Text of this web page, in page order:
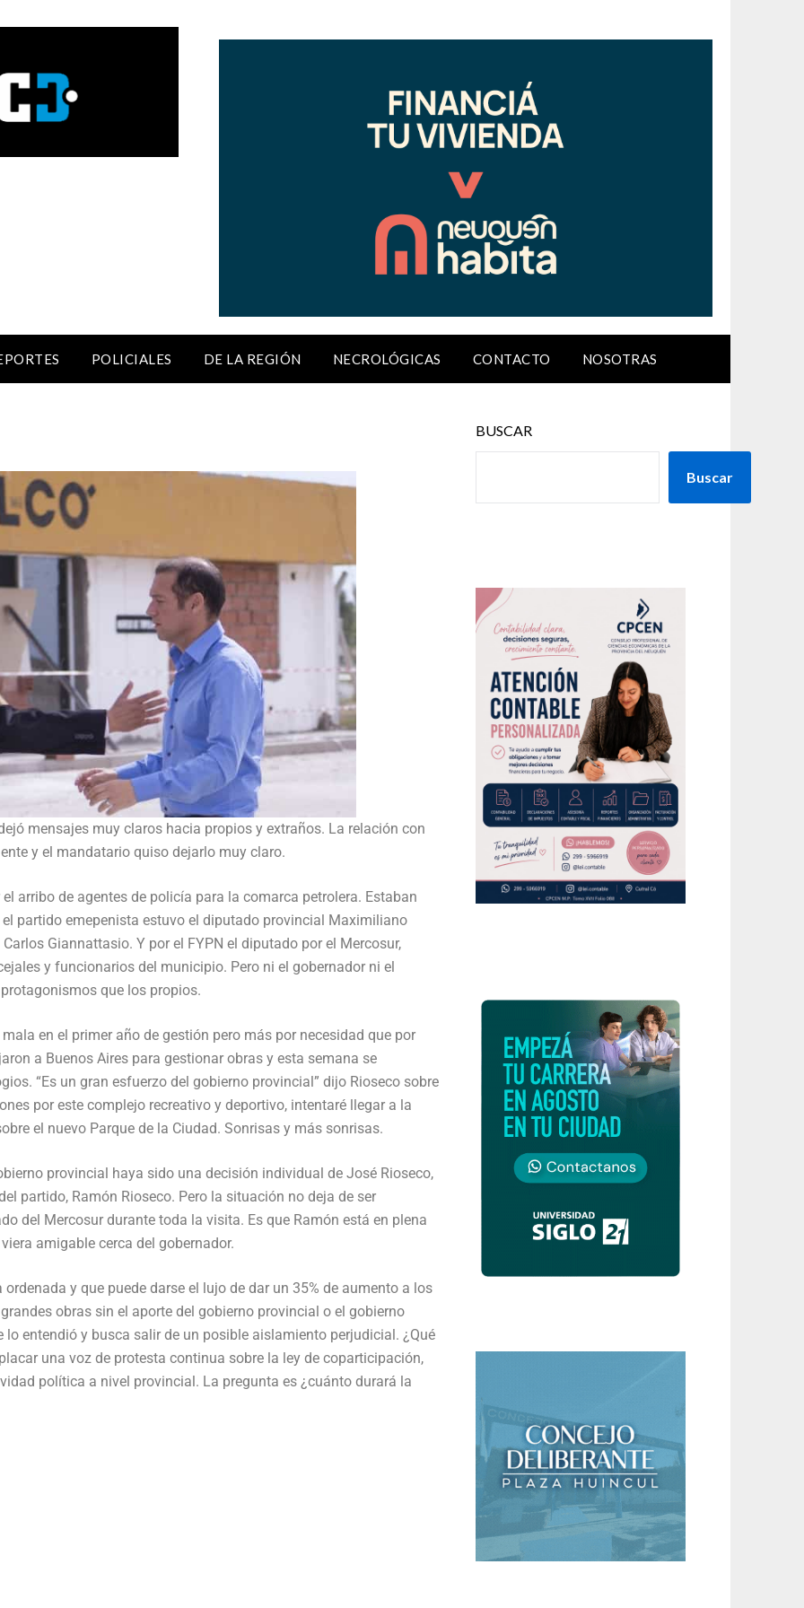
POLICIALES DE LA REGIÓN NECROLÓGICAS CONTACTO NOSOTRAS
mensajes muy claros hacia propios y extraños. La relación con
y el mandatario quiso dejarlo muy claro.
arribo de agentes de policía para la comarca petrolera. Estaban
partido emepenista estuvo el diputado provincial Maximiliano
Giannattasio. Y por el FYPN el diputado por el Mercosur,
y funcionarios del municipio. Pero ni el gobernador ni el
que los propios.
en el primer año de gestión pero más por necesidad que por
a Buenos Aires para gestionar obras y esta semana se
“Es un gran esfuerzo del gobierno provincial” dijo Rioseco sobre
por este complejo recreativo y deportivo, intentaré llegar a la
el nuevo Parque de la Ciudad. Sonrisas y más sonrisas.
provincial haya sido una decisión individual de José Rioseco,
partido, Ramón Rioseco. Pero la situación no deja de ser
del Mercosur durante toda la visita. Es que Ramón está en plena
amigable cerca del gobernador.
y que puede darse el lujo de dar un 35% de aumento a los
obras sin el aporte del gobierno provincial o el gobierno
entendió y busca salir de un posible aislamiento perjudicial. ¿Qué
una voz de protesta continua sobre la ley de coparticipación,
política a nivel provincial. La pregunta es ¿cuánto durará la
BUSCAR
Buscar